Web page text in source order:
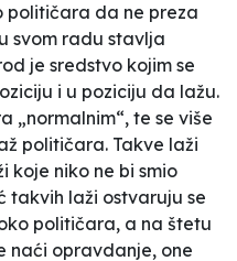
političara da ne preza
svom radu stavlja
je sredstvo kojim se
i u poziciju da lažu.
„normalnim“, te se više
političara. Takve laži
koje niko ne bi smio
takvih laži ostvaruju se
političara, a na štetu
naći opravdanje, one